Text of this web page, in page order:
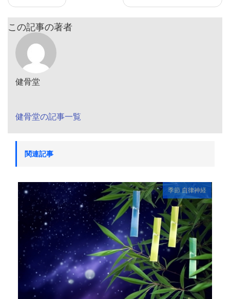
この記事の著者
健骨堂
健骨堂の記事一覧
関連記事
季節 自律神経